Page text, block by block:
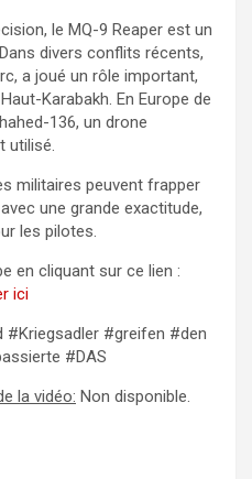
le MQ-9 Reaper est un
divers conflits récents,
a joué un rôle important,
Karabakh. En Europe de
136, un drone
utilisé.
militaires peuvent frapper
une grande exactitude,
les pilotes.
en cliquant sur ce lien :
ici
#Kriegsadler #greifen #den
#DAS
la vidéo: Non disponible.